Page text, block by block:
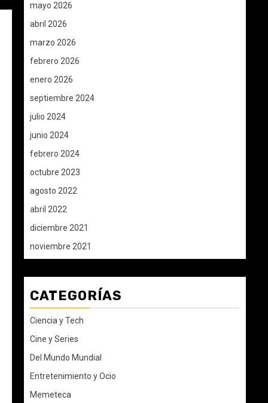
mayo 2026
abril 2026
marzo 2026
febrero 2026
enero 2026
septiembre 2024
julio 2024
junio 2024
febrero 2024
octubre 2023
agosto 2022
abril 2022
diciembre 2021
noviembre 2021
CATEGORÍAS
Ciencia y Tech
Cine y Series
Del Mundo Mundial
Entretenimiento y Ocio
Memeteca